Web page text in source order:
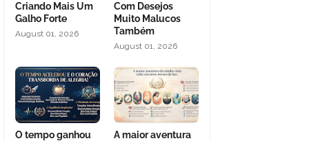
Criando Mais Um
Galho Forte
August 01, 2026
Com Desejos
Muito Malucos
Também
August 01, 2026
O tempo ganhou
A maior aventura